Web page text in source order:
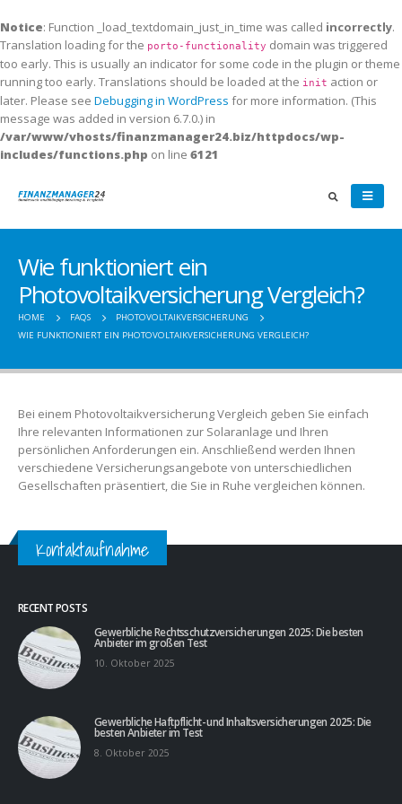
Notice: Function _load_textdomain_just_in_time was called incorrectly.
Translation loading for the porto-functionality domain was triggered
too early. This is usually an indicator for some code in the plugin or theme
running too early. Translations should be loaded at the init action or
later. Please see Debugging in WordPress for more information. (This
message was added in version 6.7.0.) in
/var/www/vhosts/finanzmanager24.biz/httpdocs/wp-
includes/functions.php on line 6121
Wie funktioniert ein
Photovoltaikversicherung Vergleich?
HOME FAQS
PHOTOVOLTAIKVERSICHERUNG
WIE FUNKTIONIERT EIN PHOTOVOLTAIKVERSICHERUNG VERGLEICH?
Bei einem Photovoltaikversicherung Vergleich geben Sie einfach
Ihre relevanten Informationen zur Solaranlage und Ihren
persönlichen Anforderungen ein. Anschließend werden Ihnen
verschiedene Versicherungsangebote von unterschiedlichen
Gesellschaften präsentiert, die Sie in Ruhe vergleichen können.
Kontaktaufnahme
RECENT POSTS
Gewerbliche Rechtsschutzversicherungen 2025: Die besten
Anbieter im großen Test
10. Oktober 2025
Gewerbliche Haftpflicht- und Inhaltsversicherungen 2025: Die
besten Anbieter im Test
8. Oktober 2025